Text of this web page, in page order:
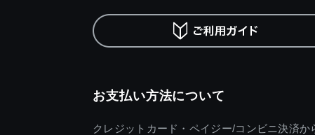
お支払い方法について
クレジットカード・ペイジー/コンビニ決済か